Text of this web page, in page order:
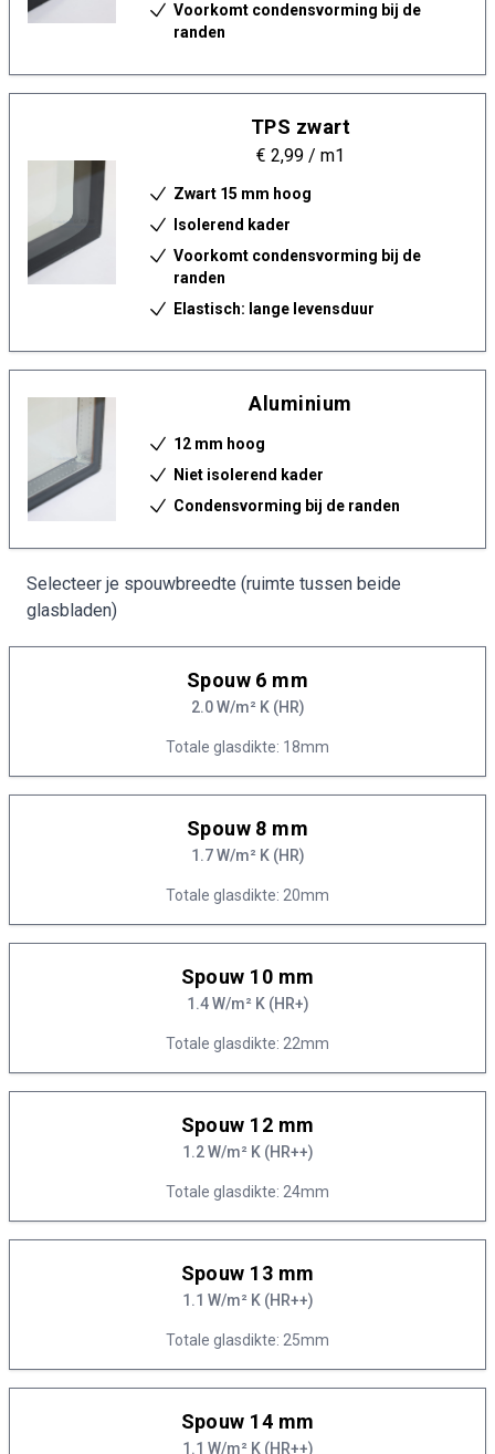
Voorkomt condensvorming bij de
randen
TPS zwart
€ 2,99 / m1
Zwart 15 mm hoog
Isolerend kader
Voorkomt condensvorming bij de
randen
Elastisch: lange levensduur
Aluminium
12 mm hoog
Niet isolerend kader
Condensvorming bij de randen
Selecteer je spouwbreedte (ruimte tussen beide
glasbladen)
Spouw 6 mm
2.0 W/m² K (HR)
Totale glasdikte: 18mm
Spouw 8 mm
1.7 W/m² K (HR)
Totale glasdikte: 20mm
Spouw 10 mm
1.4 W/m² K (HR+)
Totale glasdikte: 22mm
Spouw 12 mm
1.2 W/m² K (HR++)
Totale glasdikte: 24mm
Spouw 13 mm
1.1 W/m² K (HR++)
Totale glasdikte: 25mm
Spouw 14 mm
1.1 W/m² K (HR++)